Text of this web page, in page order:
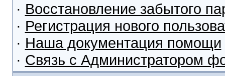
· Восстановление забытого
· Регистрация нового
· Наша документация помощи
· Связь с Администратором